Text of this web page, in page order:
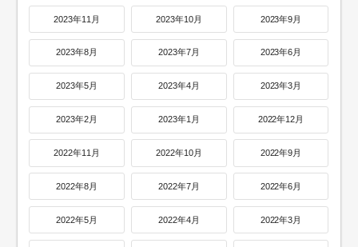
2023年11月 2023年10月 2023年9月
2023年8月 2023年7月 2023年6月
2023年5月 2023年4月 2023年3月
2023年2月 2023年1月 2022年12月
2022年11月 2022年10月 2022年9月
2022年8月 2022年7月 2022年6月
2022年5月 2022年4月 2022年3月